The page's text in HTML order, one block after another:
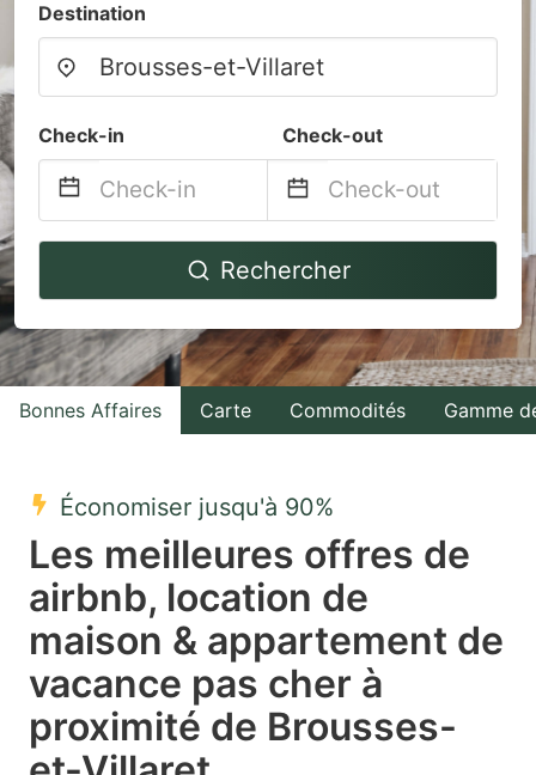
Destination
Check-in Check-out
Navigate
to
interact
with
the
select
date.
Press
question
mark
Navigate
backward
to
interact
with
the
select
a
date.
Press
question
mark
Rechercher
Bonnes Affaires Carte Commodités Gamme
Économiser jusqu'à 90%
Les meilleures offres de
airbnb, location de
maison & appartement de
vacance pas cher à
proximité de Brousses-